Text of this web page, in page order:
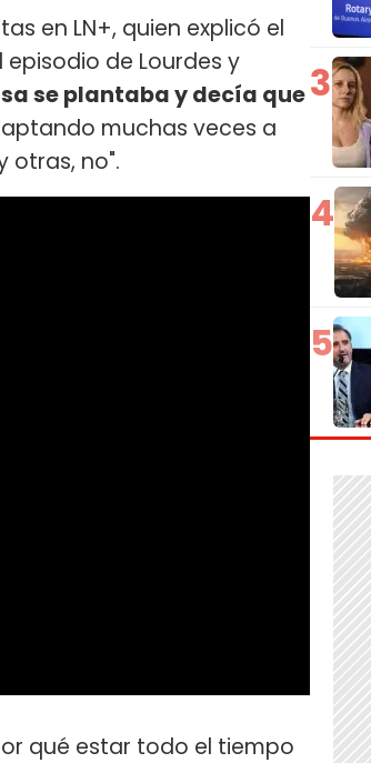
en LN+, quien explicó el
de Lourdes y
se plantaba y decía que
muchas veces a
otras, no".
qué estar todo el tiempo
3
4
5